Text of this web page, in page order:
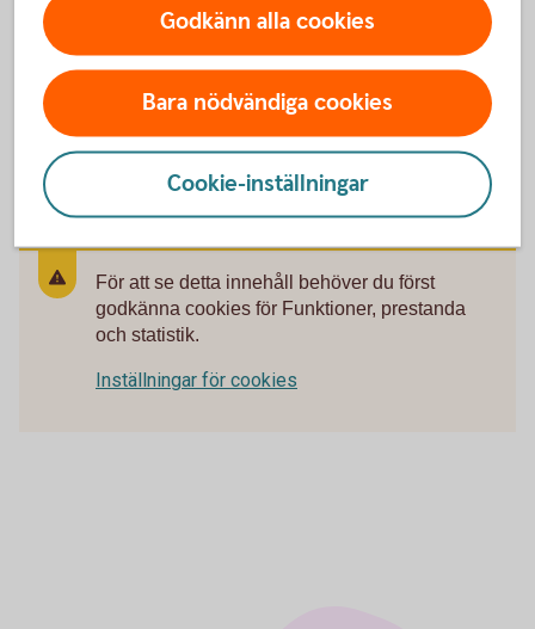
personer du bestämt ska få dina pengar vid dödsfall. All
utbetalning är skattefri.
Pris
För att se detta innehåll behöver du först
godkänna cookies för Funktioner, prestanda
och statistik.
Inställningar för cookies
Godkänn alla cookies
Bara nödvändiga cookies
Cookie-inställningar